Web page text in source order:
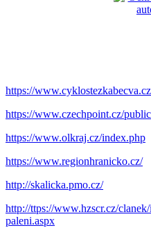
https://
https://www.czechpoint.cz/
https://www.olkraj.cz/index.php
https://www.regionhranicko.cz/
http://skalicka.pmo.cz/
http://ttps://www.hzscr.cz/
paleni.aspx